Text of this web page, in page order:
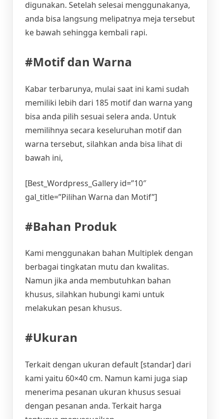
digunakan. Setelah selesai menggunakanya,
anda bisa langsung melipatnya meja tersebut
ke bawah sehingga kembali rapi.
#Motif dan Warna
Kabar terbarunya, mulai saat ini kami sudah
memiliki lebih dari 185 motif dan warna yang
bisa anda pilih sesuai selera anda. Untuk
memilihnya secara keseluruhan motif dan
warna tersebut, silahkan anda bisa lihat di
bawah ini,
[Best_Wordpress_Gallery id=”10″
gal_title=”Pilihan Warna dan Motif”]
#Bahan Produk
Kami menggunakan bahan Multiplek dengan
berbagai tingkatan mutu dan kwalitas.
Namun jika anda membutuhkan bahan
khusus, silahkan hubungi kami untuk
melakukan pesan khusus.
#Ukuran
Terkait dengan ukuran default [standar] dari
kami yaitu 60×40 cm. Namun kami juga siap
menerima pesanan ukuran khusus sesuai
dengan pesanan anda. Terkait harga